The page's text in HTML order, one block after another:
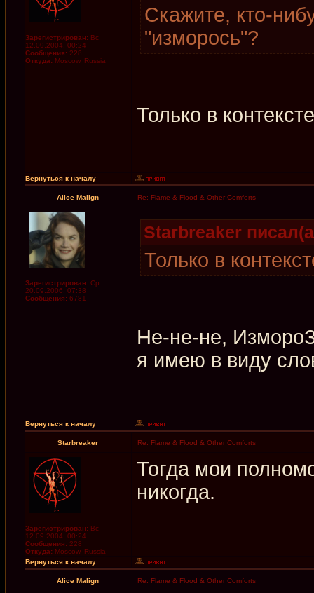
Зарегистрирован: Вс
12.09.2004, 00:24
Сообщения: 228
Откуда: Moscow, Russia
Скажите, кто-
"изморось"?
Только в
Вернуться к началу
Alice Malign Re: Flame & Flood & Other Comforts
Зарегистрирован: Ср
20.09.2006, 07:38
Сообщения: 6781
Starbreaker
Только в
Не-не-не,
я имею в виду
Вернуться к началу
Starbreaker Re: Flame & Flood & Other Comforts
Зарегистрирован: Вс
12.09.2004, 00:24
Сообщения: 228
Откуда: Moscow, Russia
Тогда мои
никогда.
Вернуться к началу
Alice Malign Re: Flame & Flood & Other Comforts